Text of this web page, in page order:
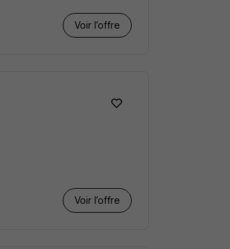
Voir l’offre
Voir l’offre